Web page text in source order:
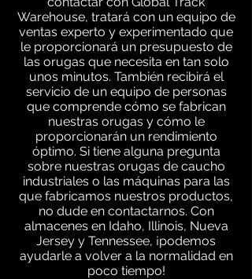
Warehouse, tratará con un equipo de
ventas experto y experimentado que
le proporcionará un presupuesto de
las orugas que necesita en tan solo
unos minutos. También recibirá el
servicio de un equipo de personas
que comprende cómo se fabrican
nuestras orugas y cómo le
proporcionarán un rendimiento
óptimo. Si tiene alguna pregunta
sobre nuestras orugas de caucho
industriales o las máquinas para las
que fabricamos nuestros productos,
no dude en contactarnos. Con
almacenes en Idaho, Illinois, Nueva
Jersey y Tennessee, ¡podemos
ayudarle a volver a la normalidad en
poco tiempo!